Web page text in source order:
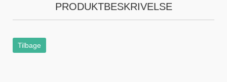
PRODUKTBESKRIVELSE
Tilbage